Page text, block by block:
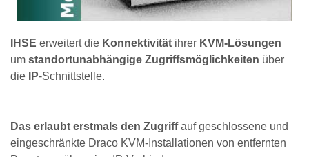
IHSE erweitert die Konnektivität ihrer KVM-Lösungen
um standortunabhängige Zugriffsmöglichkeiten über
die
IP-Schnittstelle.
Das erlaubt erstmals den Zugriffauf geschlossene und
eingeschränkte Draco KVM-Installationen von entfernten